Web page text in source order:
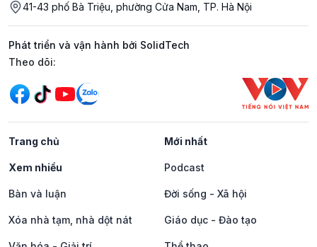
41-43 phố Bà Triệu, phường Cửa Nam, TP. Hà Nội
Phát triển và vận hành bởi SolidTech
Mạng xã hội
Theo dõi:
Trang chủ Mới nhất
Xem nhiều Podcast
Bàn và luận Đời sống - Xã hội
Xóa nhà tạm, nhà dột nát Giáo dục - Đào tạo